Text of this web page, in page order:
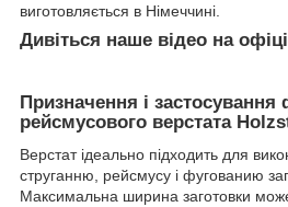
виготовляється в Німеччині.
Дивіться наше відео на
Призначення і застосування
рейсмусового верстата
Верстат ідеально підходить для
струганню, рейсмусу і фугованию
Максимальна ширина заготовки